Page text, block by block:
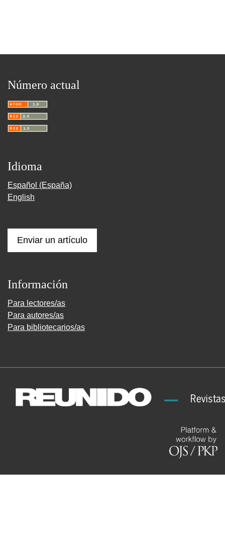
Número actual
Idioma
Español (España)
English
Enviar un artículo
Información
Para lectores/as
Para autores/as
Para bibliotecarios/as